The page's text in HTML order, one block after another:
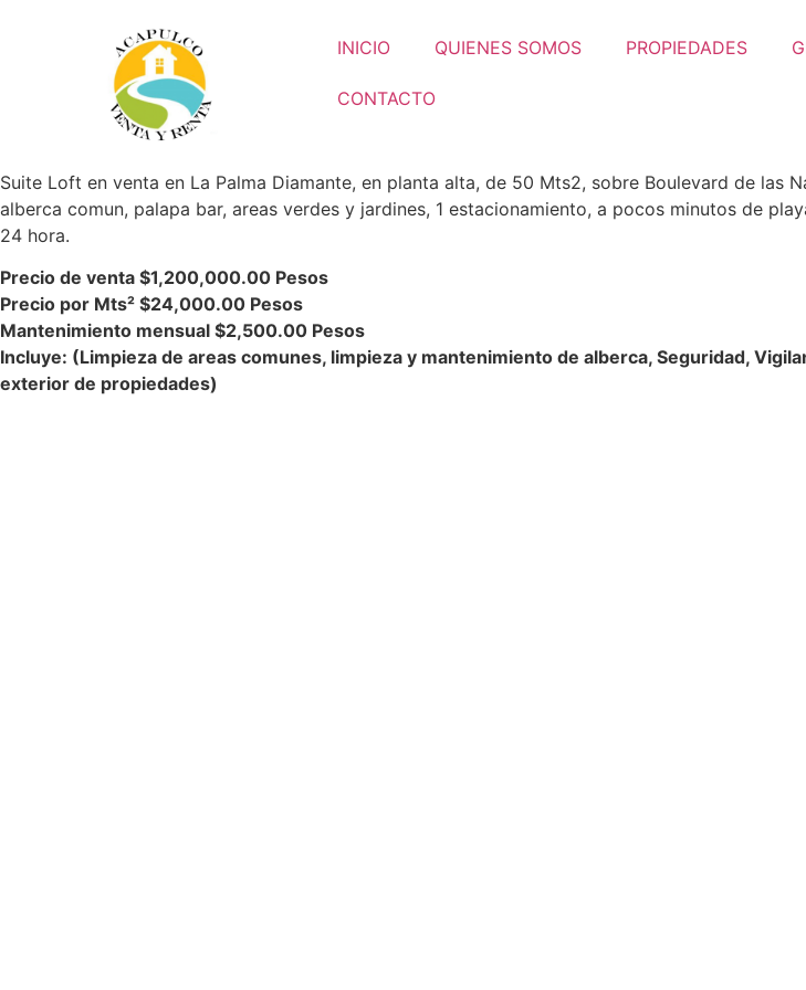
INICIO QUIENES SOMOS PROPIEDADES
CONTACTO
Suite Loft en venta en La Palma Diamante, en planta alta, de 50 Mts2, sobre Boulevard de las
alberca comun, palapa bar, areas verdes y jardines, 1 estacionamiento, a pocos minutos de
24 hora.
Precio de venta $1,200,000.00 Pesos
Precio por Mts² $24,000.00 Pesos
Mantenimiento mensual $2,500.00 Pesos
Incluye: (Limpieza de areas comunes, limpieza y mantenimiento de alberca, Seguridad,
exterior de propiedades)